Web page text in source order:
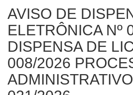
AVISO DE
ELETRÔNICA Nº
DISPENSA DE
008/2026